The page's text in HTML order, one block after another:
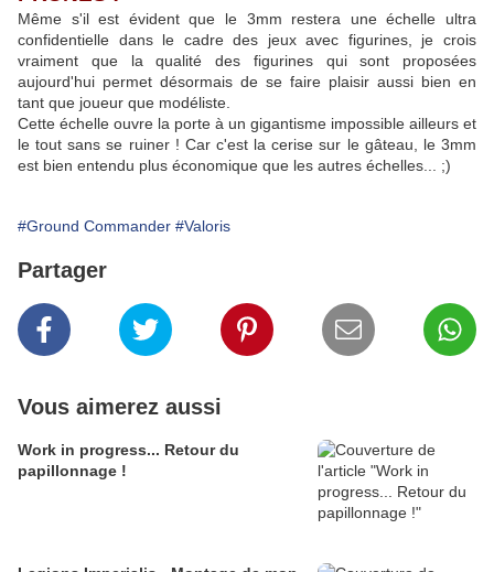
Même s'il est évident que le 3mm restera une échelle ultra
confidentielle dans le cadre des jeux avec figurines, je crois
vraiment que la qualité des figurines qui sont proposées
aujourd'hui permet désormais de se faire plaisir aussi bien en
tant que joueur que modéliste.
Cette échelle ouvre la porte à un gigantisme impossible ailleurs et
le tout sans se ruiner ! Car c'est la cerise sur le gâteau, le 3mm
est bien entendu plus économique que les autres échelles... ;)
#Ground Commander #Valoris
Partager
Vous aimerez aussi
Work in progress... Retour du
papillonnage !